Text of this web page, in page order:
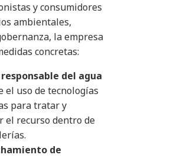
y consumidores
ambientales,
la empresa
concretas:
del agua
el uso de tecnologías
para tratar y
el recurso dentro de
de